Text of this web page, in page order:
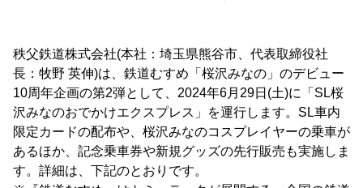
秩父鉄道株式会社(本社：埼玉県熊谷市、代表取締役社
長：牧野 英伸)は、鉄道むすめ「桜沢みなの」のデビュー
10周年企画の第2弾として、2024年6月29日(土)に「SL桜
沢みなのおでかけエクスプレス」を運行します。SL車内
限定カードの配布や、桜沢みなのコスプレイヤーの乗車が
あるほか、記念乗車券や新規グッズの先行販売も実施しま
す。詳細は、下記のとおりです。